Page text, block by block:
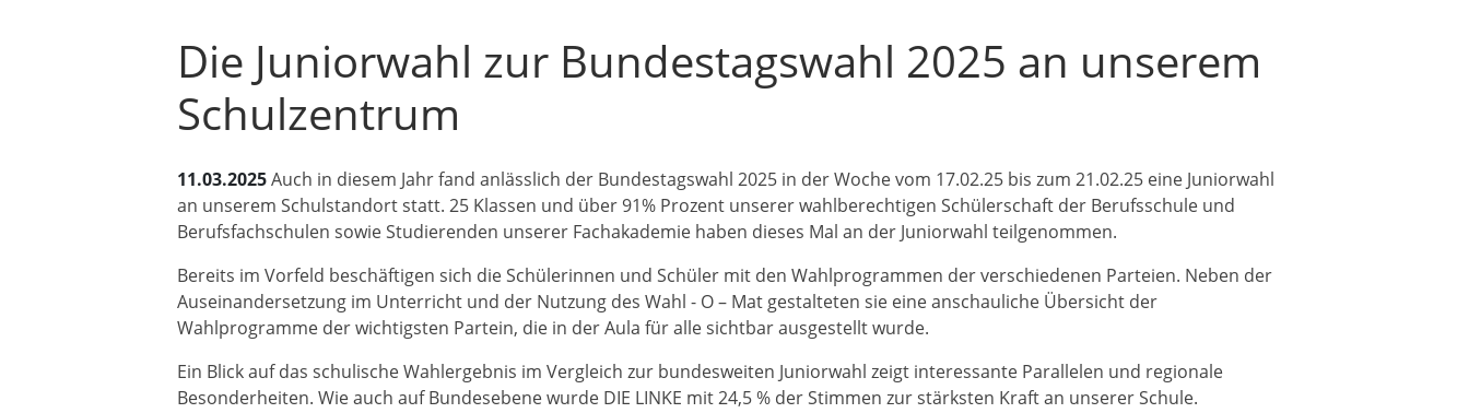
Die Juniorwahl zur Bundestagswahl 2025 an unserem
Schulzentrum
11.03.2025Auch in diesem Jahr fand anlässlich der Bundestagswahl 2025 in der Woche vom 17.02.25 bis zum 21.02.25 eine Juniorwahl
an unserem Schulstandort statt. 25 Klassen und über 91% Prozent unserer wahlberechtigen Schülerschaft der Berufsschule und
Berufsfachschulen sowie Studierenden unserer Fachakademie haben dieses Mal an der Juniorwahl teilgenommen.
Bereits im Vorfeld beschäftigen sich die Schülerinnen und Schüler mit den Wahlprogrammen der verschiedenen Parteien. Neben der
Auseinandersetzung im Unterricht und der Nutzung des Wahl - O – Mat gestalteten sie eine anschauliche Übersicht der
Wahlprogramme der wichtigsten Partein, die in der Aula für alle sichtbar ausgestellt wurde.
Ein Blick auf das schulische Wahlergebnis im Vergleich zur bundesweiten Juniorwahl zeigt interessante Parallelen und regionale
Besonderheiten. Wie auch auf Bundesebene wurde DIE LINKE mit 24,5 % der Stimmen zur stärksten Kraft an unserer Schule.